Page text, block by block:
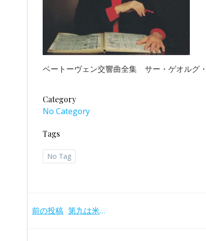
ベートーヴェン交響曲全集 サー・ゲオルグ
Category
No Category
Tags
No Tag
Post
前の投稿 第九は米グラミー賞受賞！しなやかなショルティ＆シカゴ響の2回目のベートーヴェン交響曲全集(1986-89年)